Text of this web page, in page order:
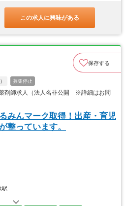
この求人に興味がある
保存する
募集停止
剤師求人（法人名非公開 ※詳細はお問
みんマーク取得！出産・育児
整っています。
駅